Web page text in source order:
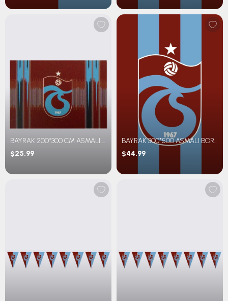
BAYRAK 200*300 CM ASMALI KEŞAN DESENLİ
$25.99
BAYRAK 300*500 ASMALI BORDO MAVİ
$44.99